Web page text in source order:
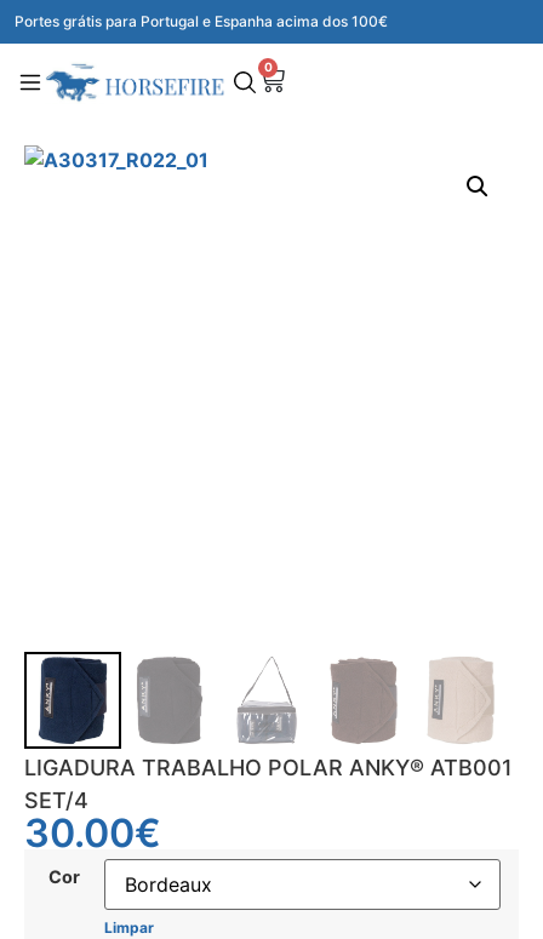
Portes grátis para Portugal e Espanha acima dos 100€
0
LIGADURA TRABALHO POLAR ANKY® ATB001
SET/4
30.00€
Cor
Limpar